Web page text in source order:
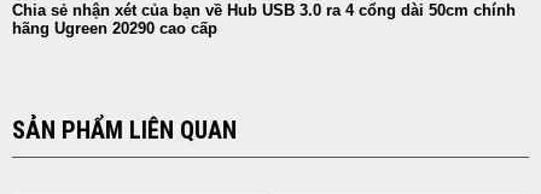
Chia sẻ nhận xét của bạn về Hub USB 3.0 ra 4 cổng dài 50cm chính
hãng Ugreen 20290 cao cấp
SẢN PHẨM LIÊN QUAN